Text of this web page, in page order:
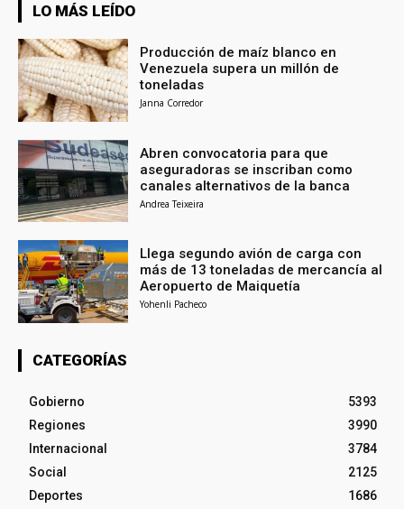
LO MÁS LEÍDO
Producción de maíz blanco en
Venezuela supera un millón de
toneladas
Janna Corredor
Abren convocatoria para que
aseguradoras se inscriban como
canales alternativos de la banca
Andrea Teixeira
Llega segundo avión de carga con
más de 13 toneladas de mercancía al
Aeropuerto de Maiquetía
Yohenli Pacheco
CATEGORÍAS
Gobierno
5393
Regiones
3990
Internacional
3784
Social
2125
Deportes
1686